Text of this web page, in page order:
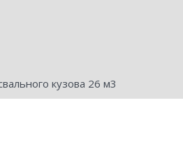
кузова 26 м3